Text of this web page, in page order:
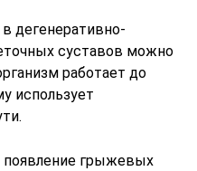
дегенеративно-
суставов можно
работает до
использует
появление грыжевых